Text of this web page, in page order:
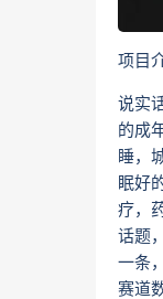
项目
说实
的成
睡，
眠好
疗，
话题
一条
赛道